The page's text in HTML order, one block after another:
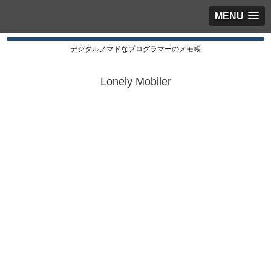
MENU
デジタルノマドなプログラマーのメモ帳
Lonely Mobiler